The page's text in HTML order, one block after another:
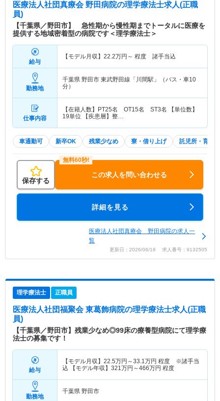
医療法人社団真療会 野田病院の理学療法士求人(正職
員)
【千葉県／野田市】 急性期から慢性期までトータルに医療を
提供する地域密着型の病院です＜理学療法士＞
給与
【モデル月収】 22.2万円～ 程度 諸手当込
勤務地
千葉県 野田市 東武野田線「川間駅」（バス・車10
分）
仕事内容
【在籍人数】PT25名 OT15名 ST3名 【単位数】
19単位 【疾患層】整…
車通勤可 新卒OK 残業少なめ 寮・借り上げ 託児所・育児
保存する
この求人を問い合わせる
詳細を見る
医療法人社団真療会 野田病院の求人一
覧
更新日：2026/06/18 求人番号：9132505
理学療法士 正職員
医療法人社団福聚会 東葛飾病院の理学療法士求人(正職
員)
【千葉県／野田市】残業少なめ◎99床の療養型病院にて理学療
法士の募集です！
給与
【モデル月収】 22.5万円～33.1万円 程度 ※諸手当
込 【モデル年収】 321万円～466万円 程度
勤務地
千葉県 野田市